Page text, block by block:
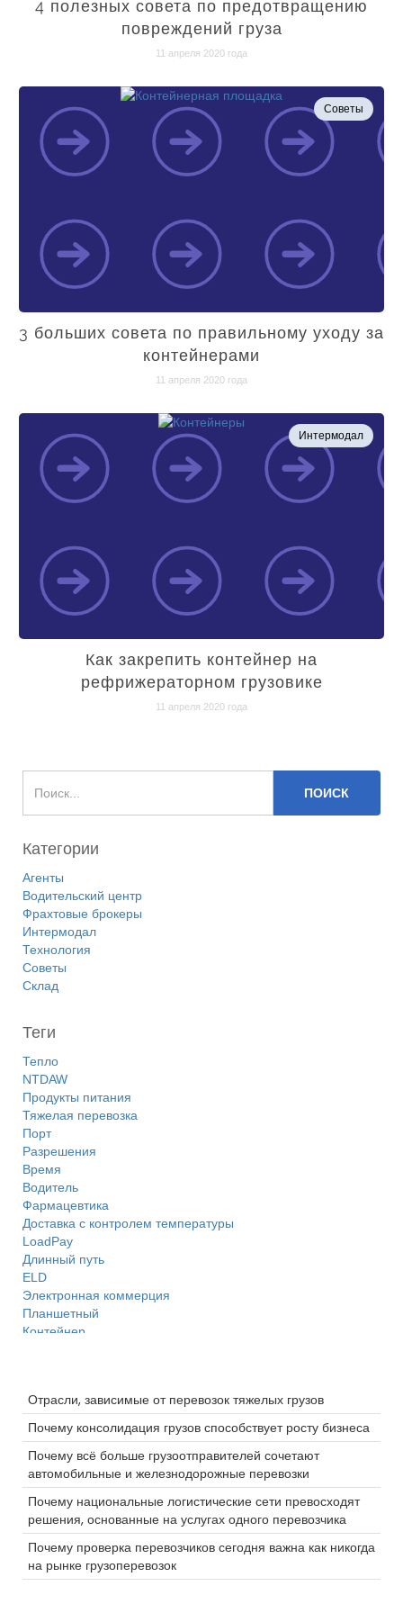
4 полезных совета по предотвращению
повреждений груза
11 апреля 2020 года
Советы
3 больших совета по правильному уходу за
контейнерами
11 апреля 2020 года
Интермодал
Как закрепить контейнер на
рефрижераторном грузовике
11 апреля 2020 года
Категории
Агенты
Водительский центр
Фрахтовые брокеры
Интермодал
Технология
Советы
Склад
Теги
Тепло
NTDAW
Продукты питания
Тяжелая перевозка
Порт
Разрешения
Время
Водитель
Фармацевтика
Доставка с контролем температуры
LoadPay
Длинный путь
ELD
Электронная коммерция
Планшетный
Контейнер
Склад
LTl
женщины в грузоперевозках
Безопасность
Ураган
Цепочка поставок
Проверки грузовых автомобилей
Безопасность
Фрахтовые брокеры
Выделите
Отрасли, зависимые от перевозок тяжелых грузов
Почему консолидация грузов способствует росту бизнеса
Почему всё больше грузоотправителей сочетают
автомобильные и железнодорожные перевозки
Почему национальные логистические сети превосходят
решения, основанные на услугах одного перевозчика
Почему проверка перевозчиков сегодня важна как никогда
на рынке грузоперевозок